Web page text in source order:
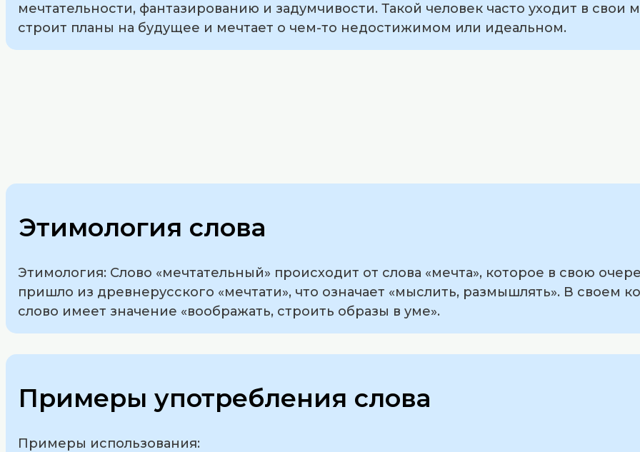
мечтательности, фантазированию и задумчивости. Такой человек часто уходит в свои
строит планы на будущее и мечтает о чем-то недостижимом или идеальном.
Этимология слова
Этимология: Слово «мечтательный» происходит от слова «мечта», которое в свою
пришло из древнерусского «мечтати», что означает «мыслить, размышлять». В своем
слово имеет значение «воображать, строить образы в уме».
Примеры употребления слова
Примеры использования: